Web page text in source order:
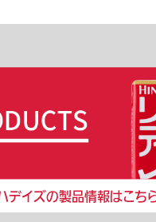
デイズの製品情報はこち